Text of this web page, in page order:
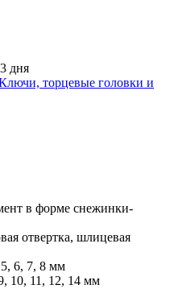
дня
торцевые головки и
в форме снежинки-
отвертка, шлицевая
6, 7, 8 мм
10, 11, 12, 14 мм